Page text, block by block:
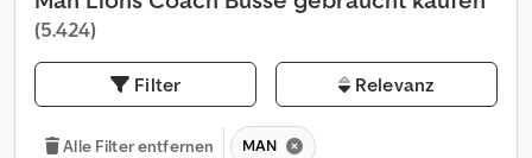
(5.424)
Filter Relevanz
Alle Filter entfernen MAN